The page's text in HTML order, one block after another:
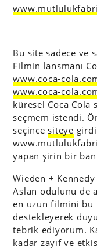
Bu site sadece ve
Filmin lansmanı
www.coca-
www.coca-
küresel Coca
seçmem istendi.
seçincesiteye
yapan şirin bir
Wieden + Kennedy
Aslan ödülünü de
en uzun filmini bu
destekleyerek
tebrik ediyorum.
kadar zayıf ve